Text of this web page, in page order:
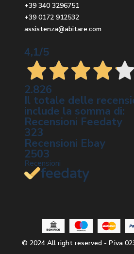
+39 340 3296751
+39 0172 912532
assistenza@abitare.com
4,1/5
2.826
Il totale delle
include la somma di:
Recensioni Feedaty
323
Recensioni Ebay
2503
Recensioni
© 2024 All right reserved - P.iva